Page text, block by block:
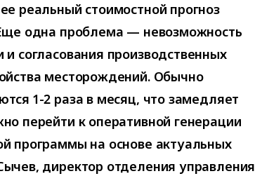
реальный стоимостной прогноз
одна проблема — невозможность
согласования производственных
месторождений. Обычно
1-2 раза в месяц, что замедляет
перейти к оперативной генерации
программы на основе актуальных
директор отделения управления